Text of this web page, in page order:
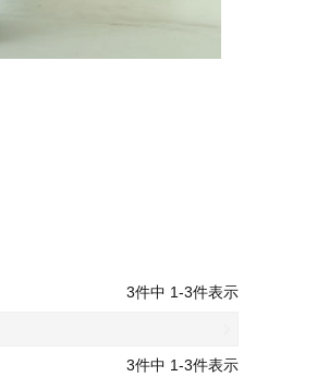
3件中 1-3件表示
3件中 1-3件表示